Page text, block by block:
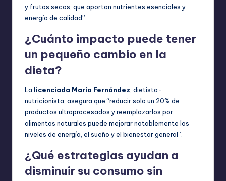
y frutos secos, que aportan nutrientes esenciales y
energía de calidad”.
¿Cuánto impacto puede tener
un pequeño cambio en la
dieta?
La licenciada María Fernández , dietista-
nutricionista, asegura que “reducir solo un 20% de
productos ultraprocesados y reemplazarlos por
alimentos naturales puede mejorar notablemente los
niveles de energía, el sueño y el bienestar general”.
¿Qué estrategias ayudan a
disminuir su consumo sin